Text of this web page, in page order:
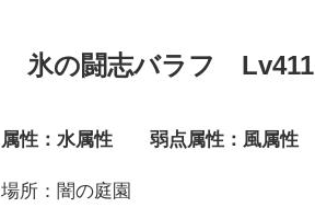
氷の闘志バラフ Lv411
属性：水属性 弱点属性：風属性
場所：闇の庭園